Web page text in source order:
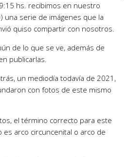
hs. recibimos en nuestro
una serie de imágenes que la
quiso compartir con nosotros.
de lo que se ve, además de
publicarlas.
un mediodía todavía de 2021,
con fotos de este mismo
el término correcto para este
arco circuncenital o arco de